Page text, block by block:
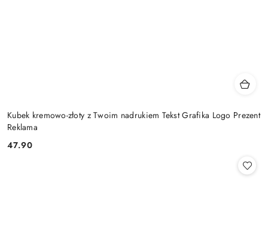
Kubek kremowo-złoty z Twoim nadrukiem Tekst Grafika Logo Prezent
Reklama
Cena:
47.90